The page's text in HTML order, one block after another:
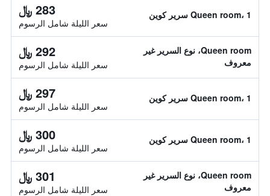
Queen room، 1 سرير كوين 283 ﷼
سعر الليلة شامل الرسوم
Queen room، نوع السرير غير
معروف
292 ﷼
سعر الليلة شامل الرسوم
Queen room، 1 سرير كوين 297 ﷼
سعر الليلة شامل الرسوم
Queen room، 1 سرير كوين 300 ﷼
سعر الليلة شامل الرسوم
Queen room، نوع السرير غير
معروف
301 ﷼
سعر الليلة شامل الرسوم